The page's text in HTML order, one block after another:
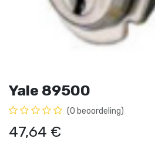
Yale 89500
(0 beoordeling)
47,64 €